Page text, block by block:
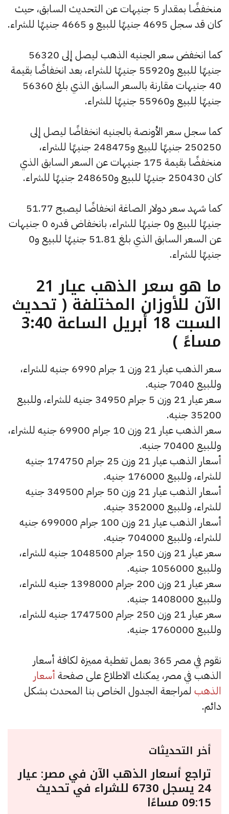
منخفضًا بمقدار 5 جنيهات عن التحديث السابق، حيث
كان قد سجل 4695 جنيهًا للبيع و 4665 جنيهًا للشراء.
كما انخفض سعر الجنيه الذهب ليصل إلى 56320
جنيهًا للبيع و55920 جنيهًا للشراء، بعد انخفاضًا بقيمة
40 جنيهات مقارنة بالسعر السابق الذي بلغ 56360
جنيهًا للبيع و55960 جنيهًا للشراء.
كما سجل سعر الأونصة بالجنيه انخفاضًا ليصل إلى
250250 جنيهًا للبيع و248475 جنيهًا للشراء،
منخفضًا بقيمة 175 جنيهات عن السعر السابق الذي
كان 250430 جنيهًا للبيع و248650 جنيهًا للشراء.
كما شهد سعر دولار الصاغة انخفاضًا ليصبح 51.77
جنيهًا للبيع و0 جنيهًا للشراء، بانخفاض قدره 0 جنيهات
عن السعر السابق الذي بلغ 51.81 جنيهًا للبيع و0
جنيهًا للشراء.
ما هو سعر الذهب عيار 21
الآن للأوزان المختلفة ( تحديث
السبت 18 أبريل الساعة 3:40
مساءً )
سعر الذهب عيار 21 وزن 1 جرام 6990 جنيه للشراء،
وللبيع 7040 جنيه.
سعر عيار 21 وزن 5 جرام 34950 جنيه للشراء، وللبيع
35200 جنيه.
سعر الذهب عيار 21 وزن 10 جرام 69900 جنيه للشراء،
وللبيع 70400 جنيه.
أسعار الذهب عيار 21 وزن 25 جرام 174750 جنيه
للشراء، وللبيع 176000 جنيه.
أسعار الذهب عيار 21 وزن 50 جرام 349500 جنيه
للشراء، وللبيع 352000 جنيه.
أسعار الذهب عيار 21 وزن 100 جرام 699000 جنيه
للشراء، وللبيع 704000 جنيه.
سعر عيار 21 وزن 150 جرام 1048500 جنيه للشراء،
وللبيع 1056000 جنيه.
سعر عيار 21 وزن 200 جرام 1398000 جنيه للشراء،
وللبيع 1408000 جنيه.
سعر عيار 21 وزن 250 جرام 1747500 جنيه للشراء،
وللبيع 1760000 جنيه.
نقوم في مصر 365 بعمل تغطية مميزة لكافة أسعار
الذهب في مصر، يمكنك الاطلاع على صفحة أسعار
الذهب لمراجعة الجدول الخاص بنا المحدث بشكل
دائم.
أخر التحديثات
تراجع أسعار الذهب الآن في مصر: عيار
24 يسجل 6730 للشراء في تحديث
09:15 مساءًا